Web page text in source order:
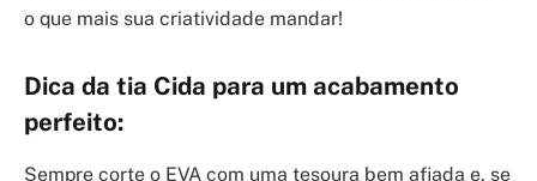
o que mais sua criatividade mandar!
Dica da tia Cida para um acabamento
perfeito:
Sempre corte o EVA com uma tesoura bem afiada e, se